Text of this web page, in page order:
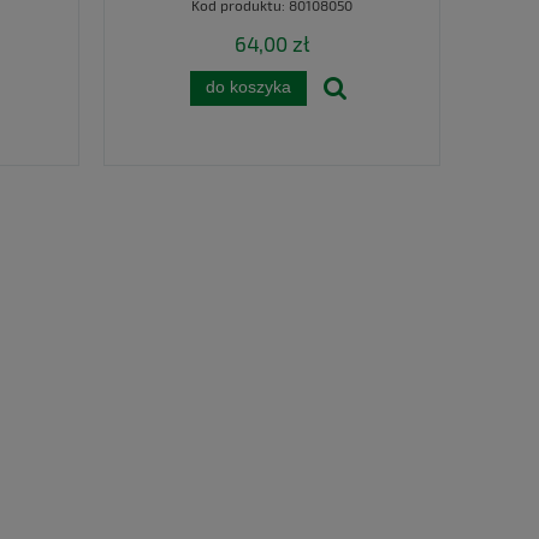
Kod produktu: 80108050
64,00 zł
do koszyka